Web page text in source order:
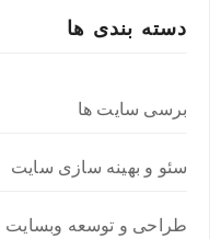
دسته بندی ها
برسی سایت ها
سئو و بهینه سازی سایت
طراحی و توسعه وبسایت